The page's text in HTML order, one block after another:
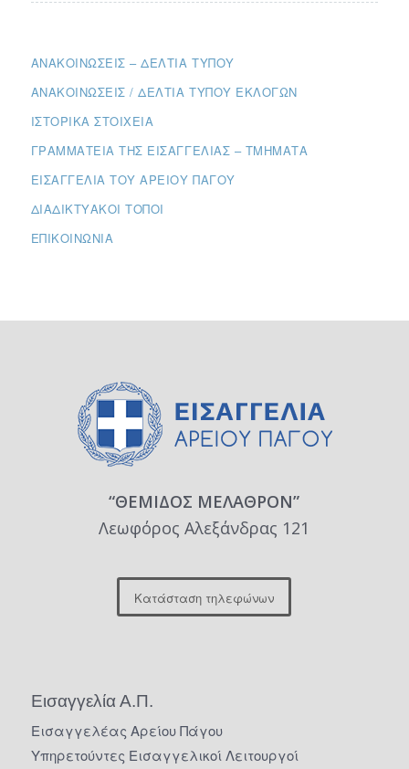
ΑΝΑΚΟΙΝΏΣΕΙΣ – ΔΕΛΤΊΑ ΤΎΠΟΥ
ΑΝΑΚΟΙΝΏΣΕΙΣ / ΔΕΛΤΊΑ ΤΎΠΟΥ ΕΚΛΟΓΏΝ
ΙΣΤΟΡΙΚΆ ΣΤΟΙΧΕΊΑ
ΓΡΑΜΜΑΤΕΊΑ ΤΗΣ ΕΙΣΑΓΓΕΛΊΑΣ – ΤΜΉΜΑΤΑ
ΕΙΣΑΓΓΕΛΊΑ ΤΟΥ ΑΡΕΊΟΥ ΠΆΓΟΥ
ΔΙΑΔΙΚΤΥΑΚΟΊ ΤΌΠΟΙ
ΕΠΙΚΟΙΝΩΝΊΑ
“ΘΕΜΙΔΟΣ ΜΕΛΑΘΡΟΝ”
Λεωφόρος Αλεξάνδρας 121
Κατάσταση τηλεφώνων
Εισαγγελία Α.Π.
Εισαγγελέας Αρείου Πάγου
Υπηρετούντες Εισαγγελικοί Λειτουργοί